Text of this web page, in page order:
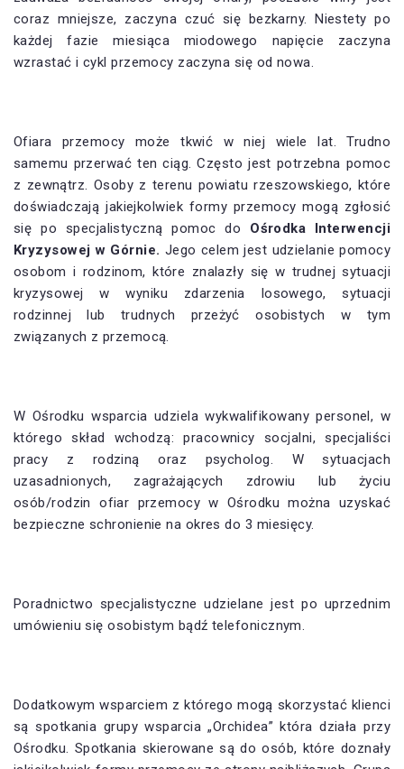
coraz mniejsze, zaczyna czuć się bezkarny. Niestety po
każdej fazie miesiąca miodowego napięcie zaczyna
wzrastać i cykl przemocy zaczyna się od nowa.
Ofiara przemocy może tkwić w niej wiele lat. Trudno
samemu przerwać ten ciąg. Często jest potrzebna pomoc
z zewnątrz. Osoby z terenu powiatu rzeszowskiego, które
doświadczają jakiejkolwiek formy przemocy mogą zgłosić
się po specjalistyczną pomoc do Ośrodka Interwencji
Kryzysowej w Górnie. Jego celem jest udzielanie pomocy
osobom i rodzinom, które znalazły się w trudnej sytuacji
kryzysowej w wyniku zdarzenia losowego, sytuacji
rodzinnej lub trudnych przeżyć osobistych w tym
związanych z przemocą.
W Ośrodku wsparcia udziela wykwalifikowany personel, w
którego skład wchodzą: pracownicy socjalni, specjaliści
pracy z rodziną oraz psycholog. W sytuacjach
uzasadnionych, zagrażających zdrowiu lub życiu
osób/rodzin ofiar przemocy w Ośrodku można uzyskać
bezpieczne schronienie na okres do 3 miesięcy.
Poradnictwo specjalistyczne udzielane jest po uprzednim
umówieniu się osobistym bądź telefonicznym.
Dodatkowym wsparciem z którego mogą skorzystać klienci
są spotkania grupy wsparcia „Orchidea” która działa przy
Ośrodku. Spotkania skierowane są do osób, które doznały